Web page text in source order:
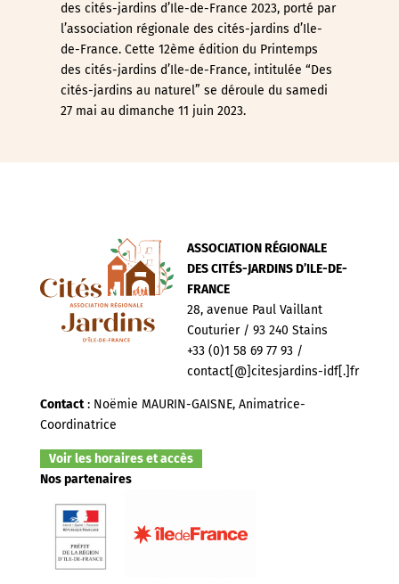
des cités-jardins d’Ile-de-France 2023, porté par
l’association régionale des cités-jardins d’Ile-
de-France. Cette 12ème édition du Printemps
des cités-jardins d’Ile-de-France, intitulée “Des
cités-jardins au naturel” se déroule du samedi
27 mai au dimanche 11 juin 2023.
ASSOCIATION RÉGIONALE
DES CITÉS-JARDINS D’ILE-DE-
FRANCE
28, avenue Paul Vaillant
Couturier / 93 240 Stains
+33 (0)1 58 69 77 93 /
contact[@]citesjardins-idf[.]fr
Contact: Noëmie MAURIN-GAISNE, Animatrice-
Coordinatrice
Voir les horaires et accès
Nos partenaires